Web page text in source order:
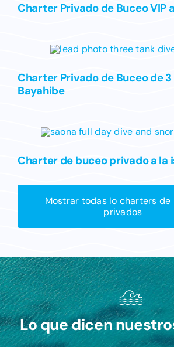
Charter Privado de Buceo VIP
Charter Privado de Buceo de 3
Bayahibe
Charter de buceo privado a la
Mostrar todas lo charters de
privados
Lo que dicen